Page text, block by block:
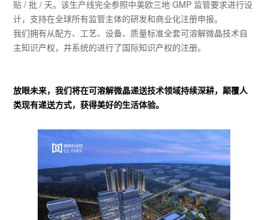
贴 / 批 / 天。该生产线完全参照中美欧三地 GMP 监管要求进行设
计，支持在全球所有监管主体的研发和商业化注册申报。
我们拥有从配方、工艺、设备、质量标准全套可溶解微晶技术自
主知识产权，并系统的进行了国际知识产权的注册。
放眼未来，我们将在可溶解微晶递送技术领域持续深耕，颠覆人
类现有递送方式，获得美好的生活体验。